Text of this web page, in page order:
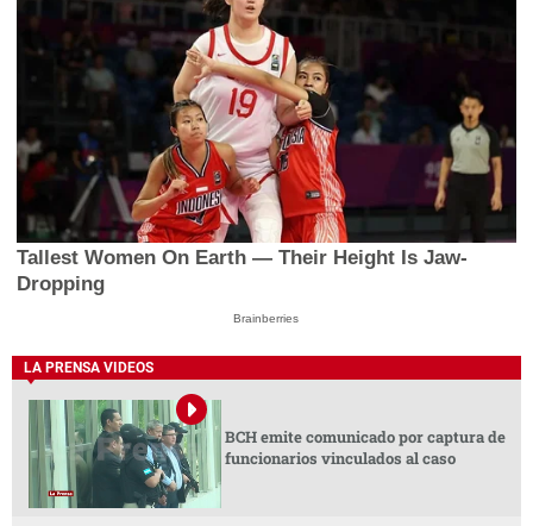
Tallest Women On Earth — Their Height Is Jaw-
Dropping
Brainberries
LA PRENSA VIDEOS
BCH emite comunicado por captura de
funcionarios vinculados al caso